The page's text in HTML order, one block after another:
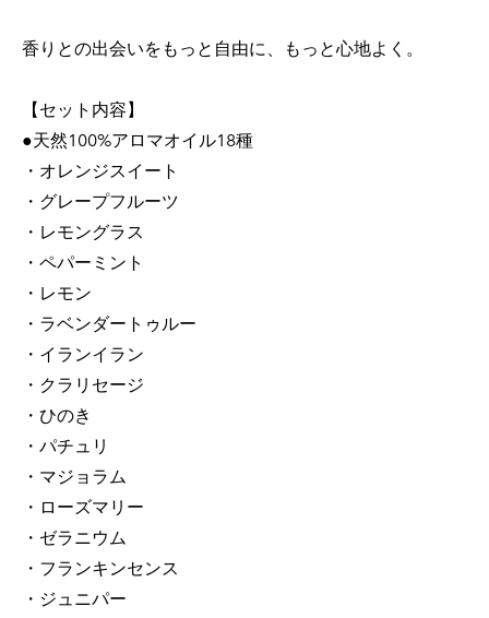
香りとの出会いをもっと自由に、もっと心地よく。
【セット内容】
●天然100%アロマオイル18種
・オレンジスイート
・グレープフルーツ
・レモングラス
・ペパーミント
・レモン
・ラベンダートゥルー
・イランイラン
・クラリセージ
・ひのき
・パチュリ
・マジョラム
・ローズマリー
・ゼラニウム
・フランキンセンス
・ジュニパー